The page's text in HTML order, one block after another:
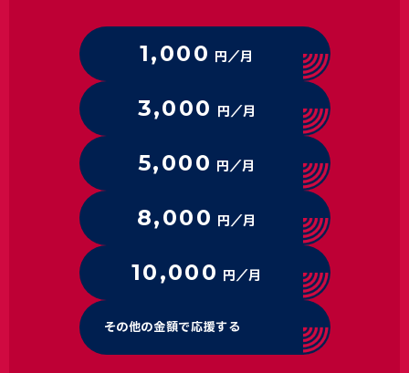
1,000 円／月
3,000 円／月
5,000 円／月
8,000 円／月
10,000 円／月
その他の金額で応援する